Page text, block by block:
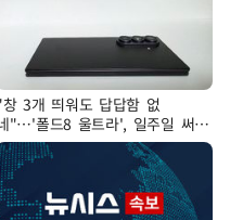
3개 띄워도 답답함 없
"…'폴드8 울트라', 일주일 써보